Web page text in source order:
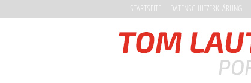
STARTSEITE DATENSCHUTZERKLÄRUNG